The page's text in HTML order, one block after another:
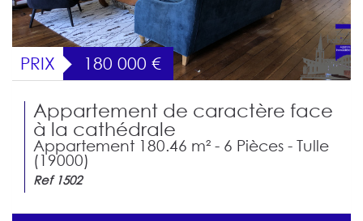
PRIX 180 000 €
Appartement de caractère face
à la cathédrale
Appartement 180.46 m² - 6 Pièces - Tulle
(19000)
Ref 1502